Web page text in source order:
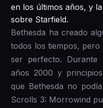
en los últimos años, y
sobre Starfield.
Bethesda ha creado
todos los tiempos, pero
ser perfecto.
años 2000 y
que Bethesda no
Scrolls 3: Morrowind